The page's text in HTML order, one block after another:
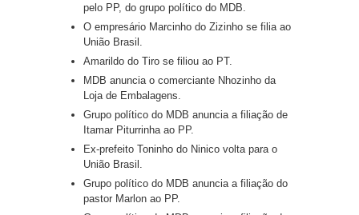
pelo PP, do grupo político do MDB.
O empresário Marcinho do Zizinho se filia ao
União Brasil.
Amarildo do Tiro se filiou ao PT.
MDB anuncia o comerciante Nhozinho da
Loja de Embalagens.
Grupo político do MDB anuncia a filiação de
Itamar Piturrinha ao PP.
Ex-prefeito Toninho do Ninico volta para o
União Brasil.
Grupo político do MDB anuncia a filiação do
pastor Marlon ao PP.